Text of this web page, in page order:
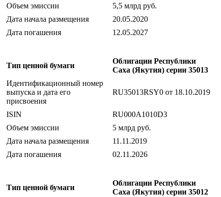
Объем эмиссии
5,5 млрд руб.
Дата начала размещения
20.05.2020
Дата погашения
12.05.2027
Тип ценной бумаги
Облигации Республики
Саха (Якутия) серии 35013
Идентификационный номер
выпуска и дата его
присвоения
RU35013RSY0 от 18.10.2019
ISIN
RU000A1010D3
Объем эмиссии
5 млрд руб.
Дата начала размещения
11.11.2019
Дата погашения
02.11.2026
Тип ценной бумаги
Облигации Республики
Саха (Якутия) серии 35012